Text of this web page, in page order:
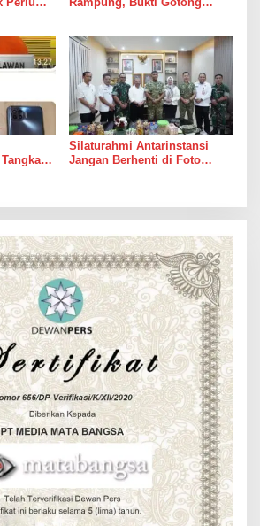
Silaturahmi Antarinstansi
Jangan Berhenti di Foto